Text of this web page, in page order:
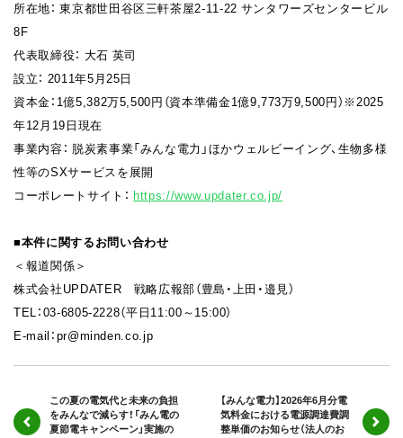
所在地： 東京都世田谷区三軒茶屋2-11-22 サンタワーズセンタービル
8F
代表取締役： 大石 英司
設立： 2011年5月25日
資本金：1億5,382万5,500円（資本準備金1億9,773万9,500円）※2025
年12月19日現在
事業内容： 脱炭素事業「みんな電力」ほかウェルビーイング、生物多様
性等のSXサービスを展開
コーポレートサイト： https://www.updater.co.jp/
■本件に関するお問い合わせ
＜報道関係＞
株式会社UPDATER 戦略広報部（豊島・上田・邉見）
TEL：03-6805-2228（平日11:00～15:00）
E-mail：pr@minden.co.jp
この夏の電気代と未来の負担
をみんなで減らす！「みん電の
夏節電キャンペーン」実施の
【みんな電力】2026年6月分電
気料金における電源調達費調
整単価のお知らせ（法人のお